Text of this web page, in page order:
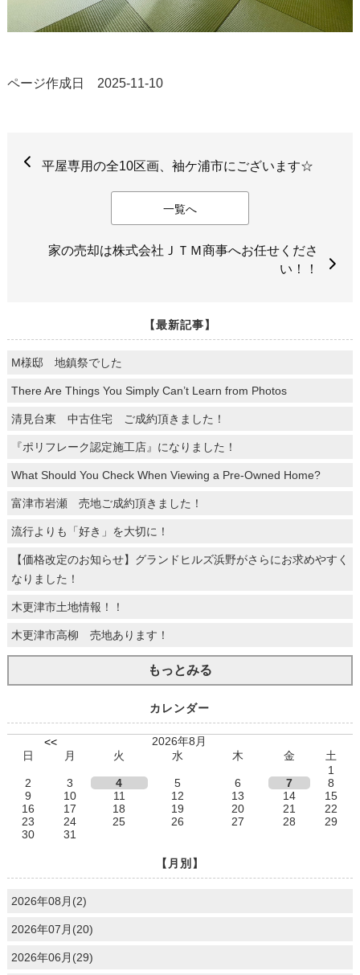
ページ作成日 2025-11-10
平屋専用の全10区画、袖ケ浦市にございます☆
一覧へ
家の売却は株式会社ＪＴＭ商事へお任せくださ
い！！
【最新記事】
M様邸 地鎮祭でした
There Are Things You Simply Can’t Learn from Photos
清見台東 中古住宅 ご成約頂きました！
『ポリフレーク認定施工店』になりました！
What Should You Check When Viewing a Pre-Owned Home?
富津市岩瀬 売地ご成約頂きました！
流行よりも「好き」を大切に！
【価格改定のお知らせ】グランドヒルズ浜野がさらにお求めやすく
なりました！
木更津市土地情報！！
木更津市高柳 売地あります！
もっとみる
カレンダー
<<
2026年8月
日
月 火 水 木 金
土
1
2
3 4 5 6 7
8
9
10 11 12 13 14
15
16
17 18 19 20 21
22
23
24 25 26 27 28
29
30
31
【月別】
2026年08月(2)
2026年07月(20)
2026年06月(29)